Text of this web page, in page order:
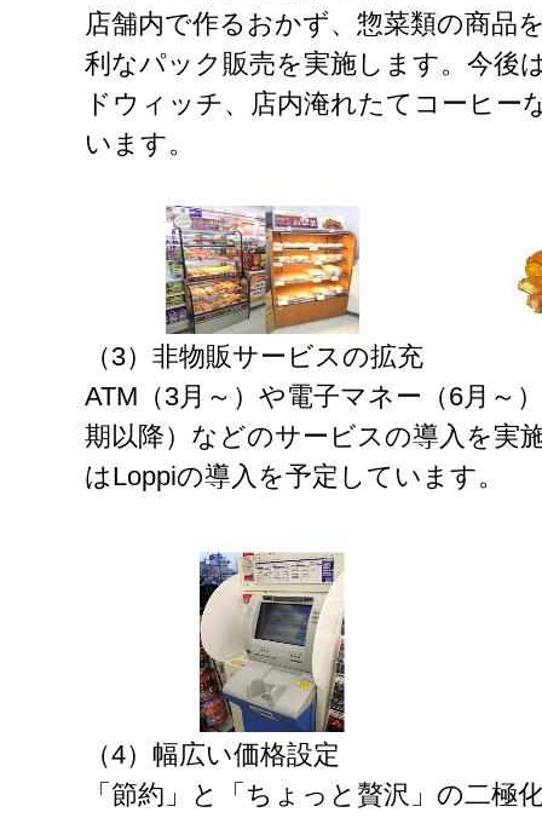
店舗内で作るおかず、惣菜類の商品
利なパック販売を実施します。今後
ドウィッチ、店内淹れたてコーヒー
います。
（3）非物販サービスの拡充
ATM（3月～）や電子マネー（6月～
期以降）などのサービスの導入を実
はLoppiの導入を予定しています。
（4）幅広い価格設定
「節約」と「ちょっと贅沢」の二極